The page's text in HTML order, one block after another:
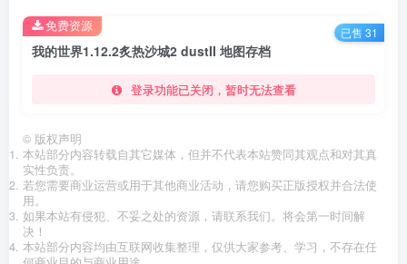
我的世界1.12.2炙热沙城2 dustII 地图存档
登录功能已关闭，暂时无法查看
免费资源 已售 31
© 版权声明
本站部分内容转载自其它媒体，但并不代表本站赞同其观点和对其真
实性负责。
若您需要商业运营或用于其他商业活动，请您购买正版授权并合法使
用。
如果本站有侵犯、不妥之处的资源，请联系我们。将会第一时间解
决！
本站部分内容均由互联网收集整理，仅供大家参考、学习，不存在任